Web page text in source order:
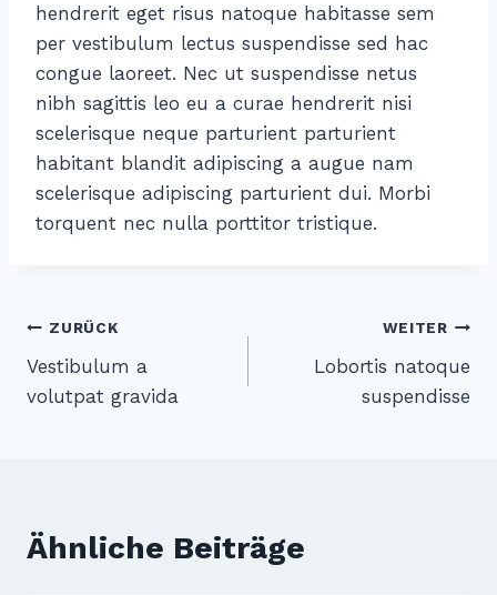
hendrerit eget risus natoque habitasse sem
per vestibulum lectus suspendisse sed hac
congue laoreet. Nec ut suspendisse netus
nibh sagittis leo eu a curae hendrerit nisi
scelerisque neque parturient parturient
habitant blandit adipiscing a augue nam
scelerisque adipiscing parturient dui. Morbi
torquent nec nulla porttitor tristique.
Beitragsnavigation
ZURÜCK
Vestibulum a
volutpat gravida
WEITER
Lobortis natoque
suspendisse
Ähnliche Beiträge